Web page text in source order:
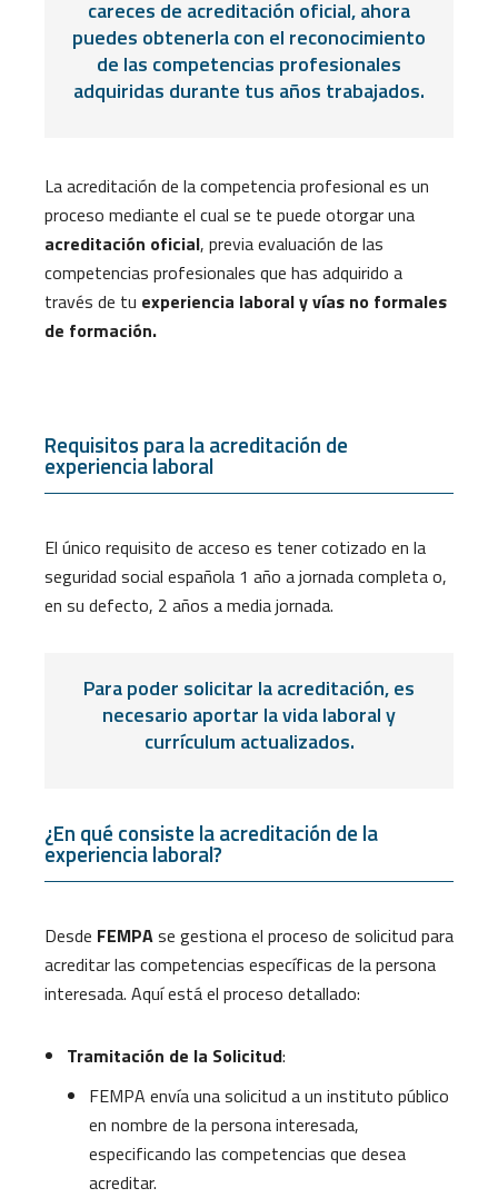
careces de acreditación oficial, ahora
puedes obtenerla con el reconocimiento
de las competencias profesionales
adquiridas durante tus años trabajados.
La acreditación de la competencia profesional es un
proceso mediante el cual se te puede otorgar una
acreditación oficial, previa evaluación de las
competencias profesionales que has adquirido a
través de tu experiencia laboral y vías no formales
de formación.
Requisitos para la acreditación de
experiencia laboral
El único requisito de acceso es tener cotizado en la
seguridad social española 1 año a jornada completa o,
en su defecto, 2 años a media jornada.
Para poder solicitar la acreditación, es
necesario aportar la vida laboral y
currículum actualizados.
¿En qué consiste la acreditación de la
experiencia laboral?
Desde FEMPAse gestiona el proceso de solicitud para
acreditar las competencias específicas de la persona
interesada. Aquí está el proceso detallado:
Tramitación de la Solicitud:
FEMPA envía una solicitud a un instituto público
en nombre de la persona interesada,
especificando las competencias que desea
acreditar.